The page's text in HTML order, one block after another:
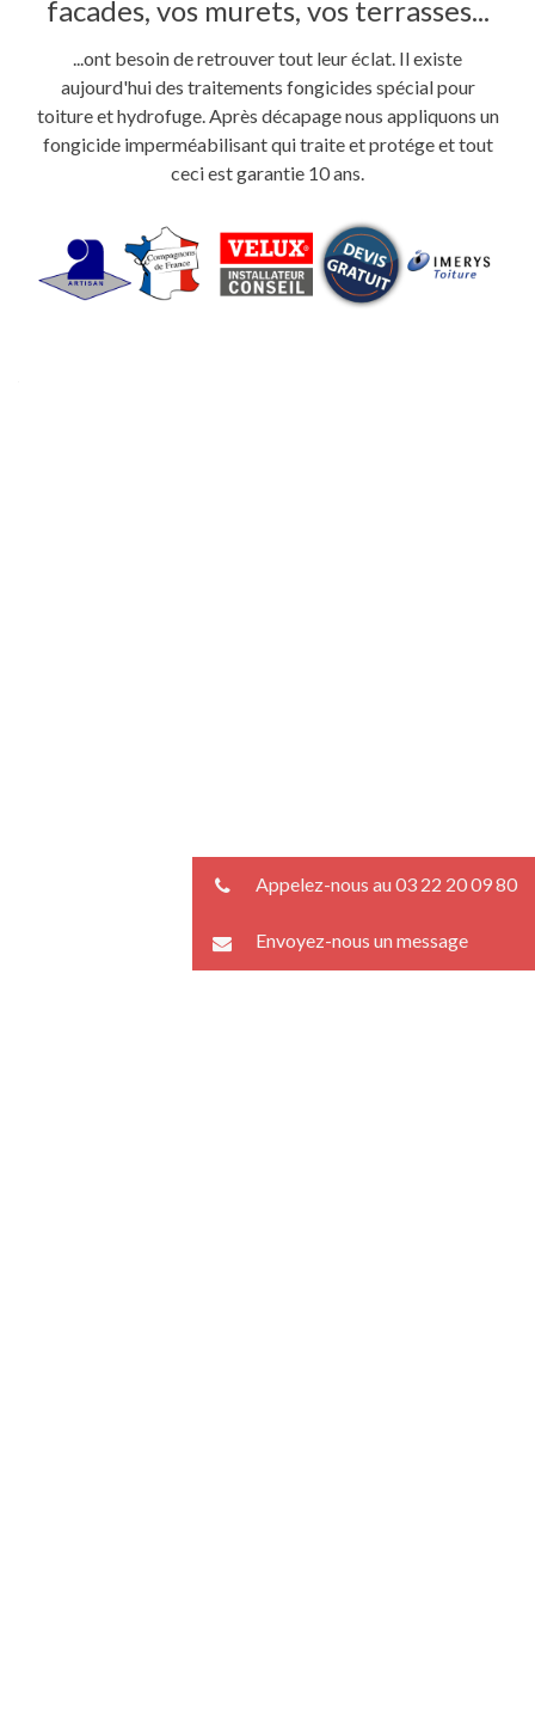
facades, vos murets, vos terrasses...
...ont besoin de retrouver tout leur éclat. Il existe
aujourd'hui des traitements fongicides spécial pour
toiture et hydrofuge. Après décapage nous appliquons un
fongicide imperméabilisant qui traite et protége et tout
ceci est garantie 10 ans.
Appelez-nous au 03 22 20 09 80
Envoyez-nous un message